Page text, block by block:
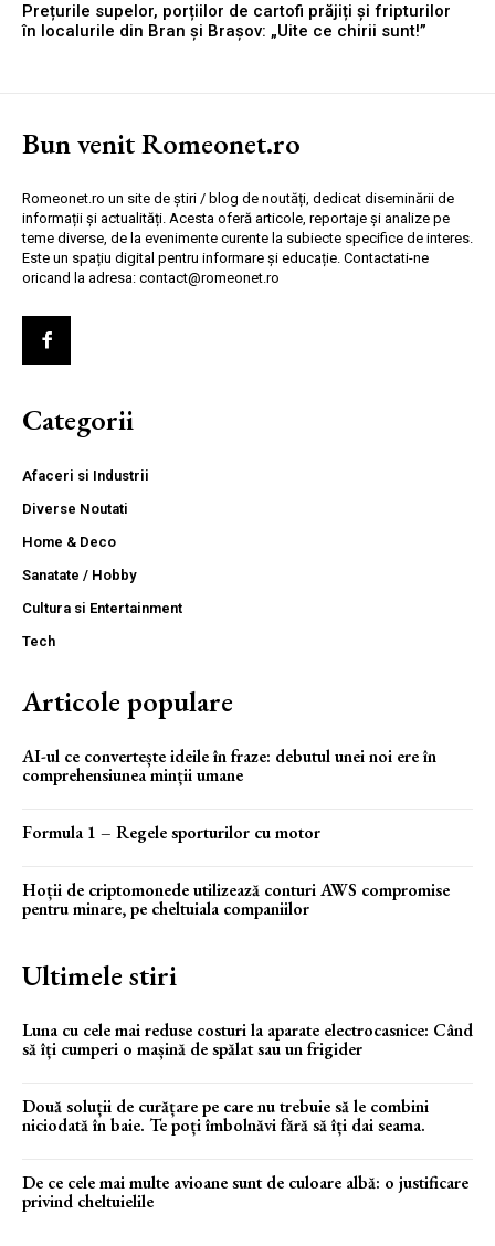
Prețurile supelor, porțiilor de cartofi prăjiți și fripturilor
în localurile din Bran și Brașov: „Uite ce chirii sunt!”
Bun venit Romeonet.ro
Romeonet.ro un site de știri / blog de noutăți, dedicat diseminării de
informații și actualități. Acesta oferă articole, reportaje și analize pe
teme diverse, de la evenimente curente la subiecte specifice de interes.
Este un spațiu digital pentru informare și educație. Contactati-ne
oricand la adresa: contact@romeonet.ro
Categorii
Afaceri si Industrii
Diverse Noutati
Home & Deco
Sanatate / Hobby
Cultura si Entertainment
Tech
Articole populare
AI-ul ce convertește ideile în fraze: debutul unei noi ere în
comprehensiunea minții umane
Formula 1 – Regele sporturilor cu motor
Hoții de criptomonede utilizează conturi AWS compromise
pentru minare, pe cheltuiala companiilor
Ultimele stiri
Luna cu cele mai reduse costuri la aparate electrocasnice: Când
să îți cumperi o mașină de spălat sau un frigider
Două soluții de curățare pe care nu trebuie să le combini
niciodată în baie. Te poți îmbolnăvi fără să îți dai seama.
De ce cele mai multe avioane sunt de culoare albă: o justificare
privind cheltuielile